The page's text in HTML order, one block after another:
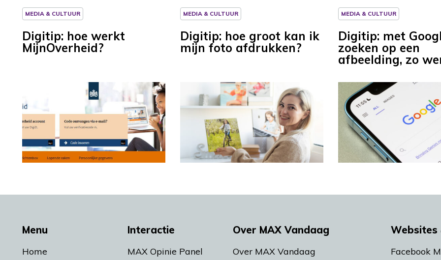
MEDIA & CULTUUR
Digitip: hoe werkt
MijnOverheid?
MEDIA & CULTUUR
Digitip: hoe groot kan ik
mijn foto afdrukken?
MEDIA & CULTUUR
Digitip: met
zoeken op een
afbeelding, zo
Menu
Home
Interactie
MAX Opinie Panel
Over MAX Vandaag
Over MAX Vandaag
Websites
Facebook